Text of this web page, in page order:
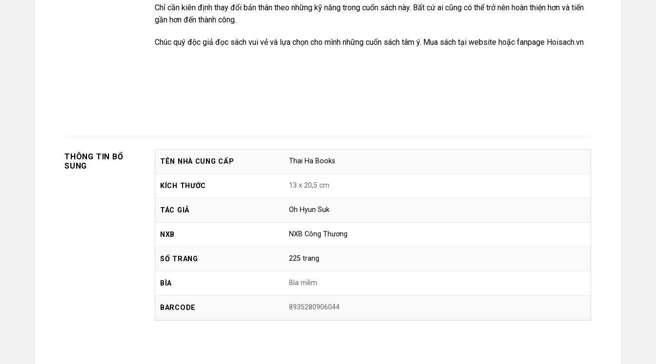
Chỉ cần kiên định thay đổi bản thân theo những kỹ năng trong cuốn sách này. Bất cứ ai cũng có thể trở nên hoàn thiện hơn và tiến
gần hơn đến thành công.
Chúc quý độc giả đọc sách vui vẻ và lựa chọn cho mình những cuốn sách tâm ý. Mua sách tại website hoặc fanpage Hoisach.vn
THÔNG TIN BỔ
SUNG
TÊN NHÀ CUNG CẤP Thai Ha Books
KÍCH THƯỚC 13 x 20,5 cm
TÁC GIẢ Oh Hyun Suk
NXB NXB Công Thương
SỐ TRANG 225 trang
BÌA Bìa mềm
BARCODE 8935280906044